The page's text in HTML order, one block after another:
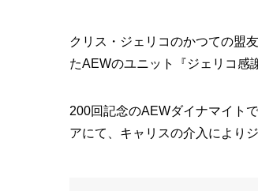
クリス・ジェリコのかつての盟
たAEWのユニット『ジェリコ感
200回記念のAEWダイナマイト
アにて、キャリスの介入により